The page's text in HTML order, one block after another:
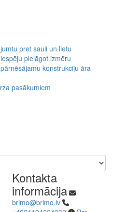
Kontakta
informācija
brimo@brimo.lv